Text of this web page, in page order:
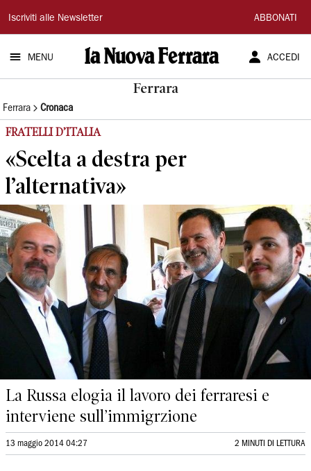
La
Nuova
Ferrara
Iscriviti alle Newsletter ABBONATI
MENU ACCEDI
Ferrara
Ferrara Cronaca
FRATELLI D’ITALIA
«Scelta a destra per
l’alternativa»
La Russa elogia il lavoro dei ferraresi e
interviene sull’immigrzione
13 maggio 2014 04:27 2 MINUTI DI LETTURA